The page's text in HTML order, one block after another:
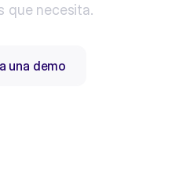
que necesita.
una demo